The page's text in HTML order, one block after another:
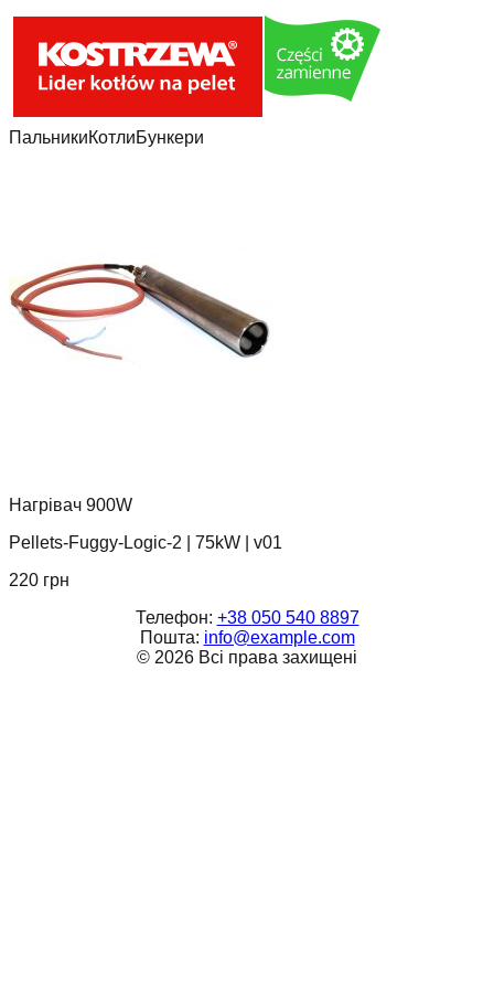
ПальникиКотлиБункери
Нагрівач 900W
Pellets-Fuggy-Logic-2
75kW
v01
220 грн
Телефон: +38 050 540 8897
Пошта: info@example.com
© 2026 Всі права захищені